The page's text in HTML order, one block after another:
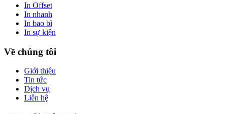
In Offset
In nhanh
In bao bì
In sự kiện
Về chúng tôi
Giới thiệu
Tin tức
Dịch vụ
Liên hệ